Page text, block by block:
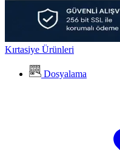
Kırtasiye Ürünleri
Dosyalama